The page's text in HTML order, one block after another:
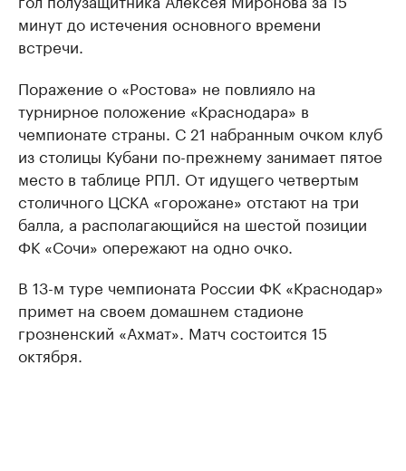
минут до истечения основного времени
встречи.
Поражение о «Ростова» не повлияло на
турнирное положение «Краснодара» в
чемпионате страны. С 21 набранным очком клуб
из столицы Кубани по-прежнему занимает пятое
место в таблице РПЛ. От идущего четвертым
столичного ЦСКА «горожане» отстают на три
балла, а располагающийся на шестой позиции
ФК «Сочи» опережают на одно очко.
В 13-м туре чемпионата России ФК «Краснодар»
примет на своем домашнем стадионе
грозненский «Ахмат». Матч состоится 15
октября.